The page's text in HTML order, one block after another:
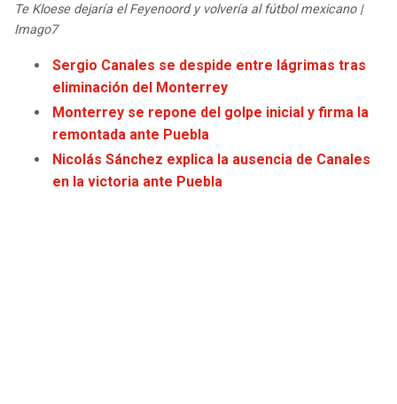
TITANS
GIANTS
EAGLES
COMMANDERS
WARRIORS
LAKERS
SUNS
KINGS
Te Kloese dejaría el Feyenoord y volvería al fútbol mexicano |
Imago7
Sergio Canales se despide entre lágrimas tras
eliminación del Monterrey
Monterrey se repone del golpe inicial y firma la
remontada ante Puebla
Nicolás Sánchez explica la ausencia de Canales
en la victoria ante Puebla